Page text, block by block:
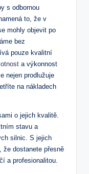
s odbornou⁤
to, že v
mohly ‍objevit po
bez
pouze ⁣kvalitní
a výkonnost
nejen prodlužuje
na⁣ nákladech
o jejich kvalitě.⁣
stavu a
silnic. S jejich
dostanete přesně
a profesionalitou.